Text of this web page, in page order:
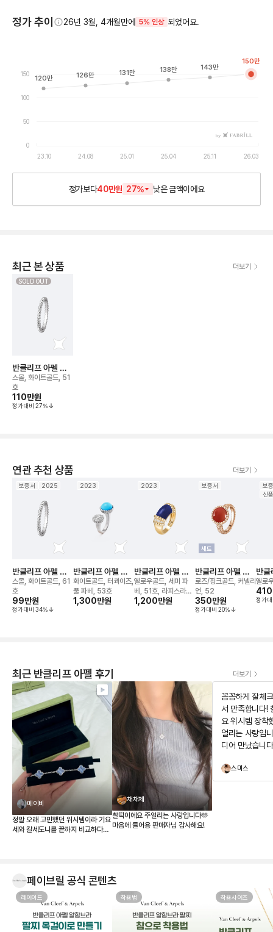
정가 추이 26년 3월, 4개월만에 5% 인상 되었어요.
0
50
100
150
23.10 24.08 25.01 25.04 25.11 26.03
by
120만 126만 131만 138만 143만
150만
정가보다40만원 27% 낮은금액이에요
최근 본 상품 더보기
SOLD OUT
반클리프 아펠 뻬
를리 비즈 링
스몰, 화이트골드, 51
호
110만원
정가대비 27%
연관 추천 상품 더보기
보증서 2025
반클리프 아펠 뻬
를리 비즈 링
스몰, 화이트골드, 61
호
99만원
정가대비 34%
2023
반클리프 아펠 뻬
를리 컬러 비트윈
더 핑거 링
화이트골드, 터콰이즈,
풀 파베, 53호
1,300만원
2023
반클리프 아펠 뻬
를리 컬러 링
옐로우골드, 세미 파
베, 51호, 라피스라줄
리1,200만원
보증서
세트
반클리프 아펠 뻬
를리 컬러 링
로즈/핑크골드, 커넬리
언, 52
350만원
정가대비 20%
보
신
반클
를리
옐로
410
정가
최근 반클리프 아펠 후기 더보기
메이비
정말 오래 고민했던 위시템이라 기요
세와 칼세도니를 끝까지 비교하다가
템’이라고 하는지 알 것 같습니다 💎
무엇보다 페이브릴에서 여러 매물을
한 번에 비교할 수 있어서 연식, 컨디
션, 구성품, 가격까지 꼼꼼하게 따져
보고 가장 마음에 드는 제품을 선택
할 수 있었던 점이 좋았습니다. 좋은
채채체
찰떡이에요 주얼리는 사랑입니다🫶
마음에 들어용 판매자님 감사해요!
꼼꼼하게 잘체
서 만족합니다!
요 위시템 장착
얼리는 사랑입
디어 만났습니
뻐요스미스
페이브릴 공식 콘텐츠
레이어드 착용법 착용사이즈